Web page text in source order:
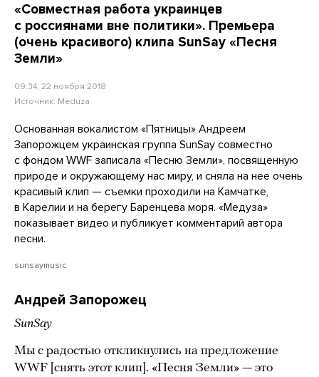
«Совместная работа украинцев
с россиянами вне политики». Премьера
(очень красивого) клипа SunSay «Песня
Земли»
09:34, 22 ноября 2018
Источник: Meduza
Основанная вокалистом «Пятницы» Андреем
Запорожцем украинская группа SunSay совместно
с фондом WWF записала «Песню Земли», посвященную
природе и окружающему нас миру, и сняла на нее очень
красивый клип — съемки проходили на Камчатке,
в Карелии и на берегу Баренцева моря. «Медуза»
показывает видео и публикует комментарий автора
песни.
sunsaymusic
Андрей Запорожец
SunSay
Мы с радостью откликнулись на предложение
WWF [снять этот клип]. «Песня Земли» — это